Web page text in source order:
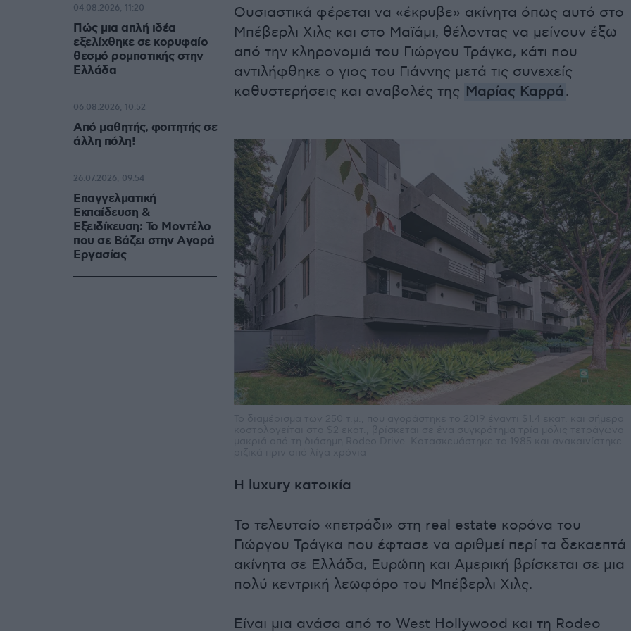
Ουσιαστικά φέρεται να «έκρυβε» ακίνητα όπως αυτό στο
Μπέβερλι Χιλς και στο Μαϊάμι, θέλοντας να μείνουν έξω
από την κληρονομιά του Γιώργου Τράγκα, κάτι που
αντιλήφθηκε ο γιος του Γιάννης μετά τις συνεχείς
καθυστερήσεις και αναβολές της Μαρίας Καρρά .
Η luxury κατοικία
Το τελευταίο «πετράδι» στη real estate κορόνα του
Γιώργου Τράγκα που έφτασε να αριθμεί περί τα δεκαεπτά
ακίνητα σε Ελλάδα, Ευρώπη και Αμερική βρίσκεται σε μια
πολύ κεντρική λεωφόρο του Μπέβερλι Χιλς.
Είναι μια ανάσα από το West Hollywood και τη Rodeo
Πώς μια απλή ιδέα
εξελίχθηκε σε κορυφαίο
θεσμό ρομποτικής στην
Ελλάδα
04.08.2026, 11:20
Από μαθητής, φοιτητής σε
άλλη πόλη!
06.08.2026, 10:52
Επαγγελματική
Εκπαίδευση &
Εξειδίκευση: Το Mοντέλο
που σε Bάζει στην Aγορά
Eργασίας
26.07.2026, 09:54